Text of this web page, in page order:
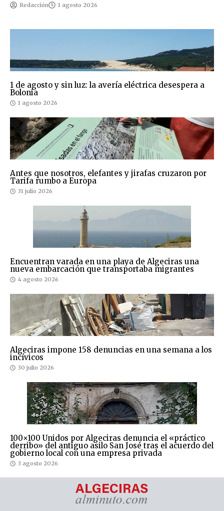
Redacción 1 agosto 2026
1 de agosto y sin luz: la avería eléctrica desespera a
Bolonia
1 agosto 2026
Antes que nosotros, elefantes y jirafas cruzaron por
Tarifa rumbo a Europa
31 julio 2026
Encuentran varada en una playa de Algeciras una
nueva embarcación que transportaba migrantes
4 agosto 2026
Algeciras impone 158 denuncias en una semana a los
incívicos
30 julio 2026
100×100 Unidos por Algeciras denuncia el «práctico
derribo» del antiguo asilo San José tras el acuerdo del
gobierno local con una empresa privada
3 agosto 2026